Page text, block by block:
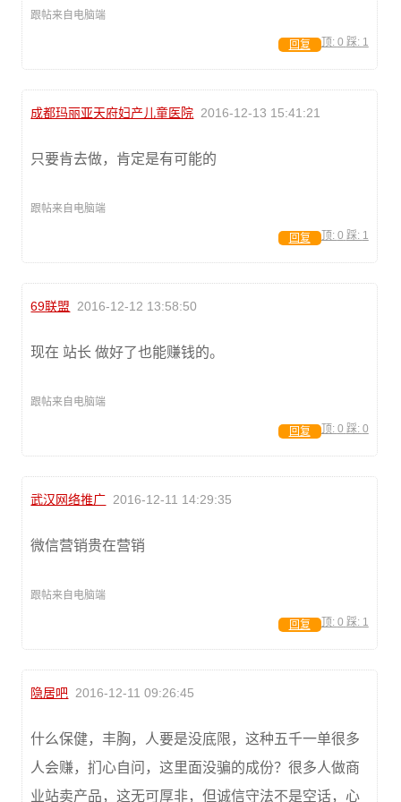
跟帖来自电脑端
顶: 0 踩: 1
回复
成都玛丽亚天府妇产儿童医院 2016-12-13 15:41:21
只要肯去做，肯定是有可能的
跟帖来自电脑端
顶: 0 踩: 1
回复
69联盟 2016-12-12 13:58:50
现在 站长 做好了也能赚钱的。
跟帖来自电脑端
顶: 0 踩: 0
回复
武汉网络推广 2016-12-11 14:29:35
微信营销贵在营销
跟帖来自电脑端
顶: 0 踩: 1
回复
隐居吧 2016-12-11 09:26:45
什么保健，丰胸，人要是没底限，这种五千一单很多
人会赚，扪心自问，这里面没骗的成份？很多人做商
业站卖产品，这无可厚非，但诚信守法不是空话，心